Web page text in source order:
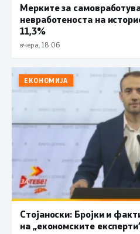
Мерките за
невработеноста на
11,3%
вчера, 18:06
ЕКОНОМИЈА
Стојаноски: Бројки и
на „економските